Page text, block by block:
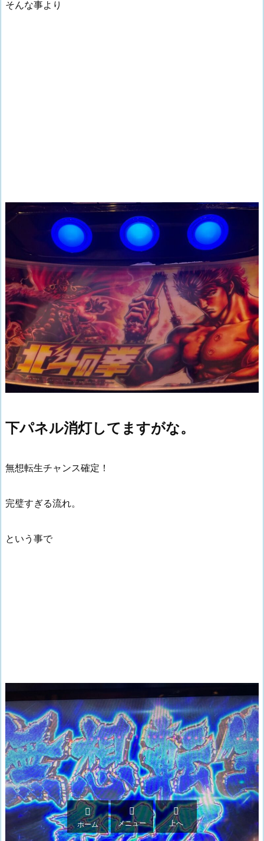
そんな事より
下パネル消灯してますがな。
無想転生チャンス確定！
完璧すぎる流れ。
という事で

ホーム

メニュー

上へ